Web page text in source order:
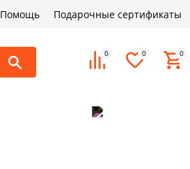
Помощь Подарочные сертификаты
0 0 0